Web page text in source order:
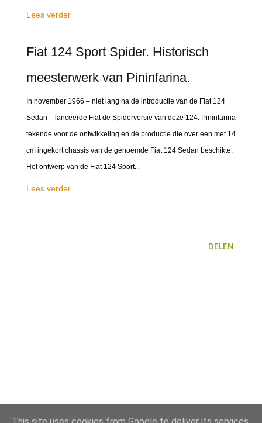
Lees verder
Fiat 124 Sport Spider. Historisch
meesterwerk van Pininfarina.
In november 1966 – niet lang na de introductie van de Fiat 124
Sedan – lanceerde Fiat de Spiderversie van deze 124. Pininfarina
tekende voor de ontwikkeling en de productie die over een met 14
cm ingekort chassis van de genoemde Fiat 124 Sedan beschikte.
Het ontwerp van de Fiat 124 Sport...
Lees verder
DELEN